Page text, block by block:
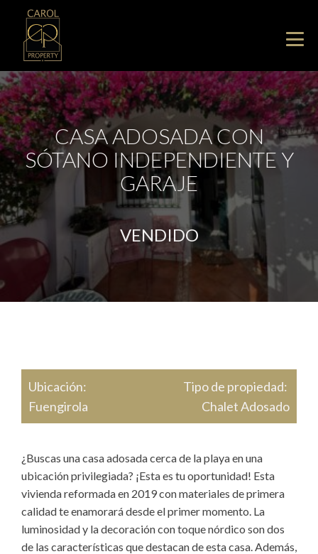
CASA ADOSADA CON
SÓTANO INDEPENDIENTE Y
GARAJE
VENDIDO
Ubicación:
Fuengirola
Tipo de propiedad:
Chalet Adosado
¿Buscas una casa adosada cerca de la playa en una
ubicación privilegiada? ¡Esta es tu oportunidad! Esta
vivienda reformada en 2019 con materiales de primera
calidad te enamorará desde el primer momento. La
luminosidad y la decoración con toque nórdico son dos
de las características que destacan de esta casa. Además,